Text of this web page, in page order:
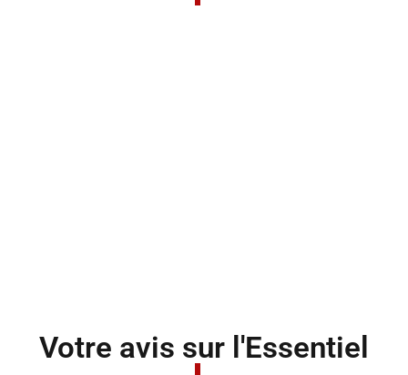
Votre avis sur l'Essentiel